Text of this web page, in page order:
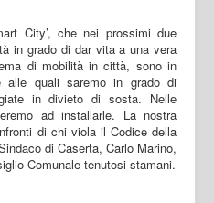
City’, che nei prossimi due
in grado di dar vita a una vera
di mobilità in città, sono in
alle quali saremo in grado di
in divieto di sosta. Nelle
ad installarle. La nostra
di chi viola il Codice della
di Caserta, Carlo Marino,
Comunale tenutosi stamani.